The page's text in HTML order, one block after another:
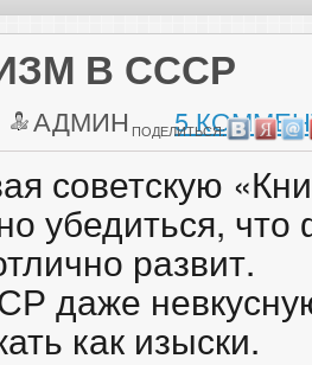
В СССР
АДМИН 5
ПОДЕЛИТЬСЯ:
советскую
убедиться,
развит.
даже
как изыски.